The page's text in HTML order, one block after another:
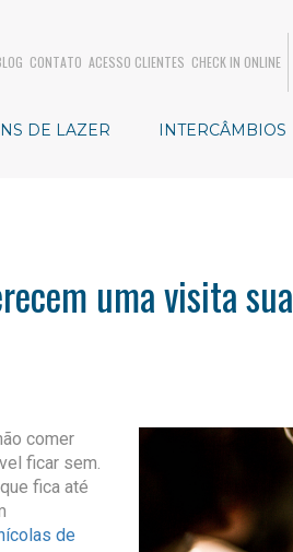
CONTATO ACESSO CLIENTES CHECK IN ONLINE
DE LAZER INTERCÂMBIOS
uma visita sua
comer
ficar sem.
fica até
de